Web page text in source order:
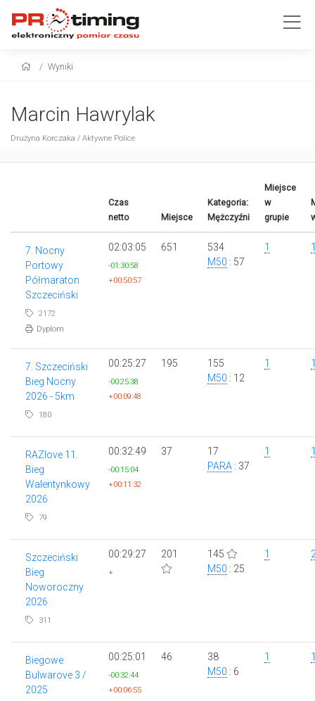
Wyniki
Marcin Hawrylak
Drużyna Korczaka / Aktywne Police
Czas
netto
Miejsce
Kategoria:
Mężczyźni
Miejsce
w
grupie
7. Nocny
Portowy
Półmaraton
Szczeciński
2172
Dyplom
02:03:05
-01:30:58
+00:50:57
651
534
M50 : 57
1
7. Szczeciński
Bieg Nocny
2026 - 5km
180
00:25:27
-00:25:38
+00:09:48
195
155
M50 : 12
1
RAZlove 11.
Bieg
Walentynkowy
2026
79
00:32:49
-00:15:04
+00:11:32
37
17
PARA : 37
1
Szczeciński
Bieg
Noworoczny
2026
311
00:29:27
+
201
145
M50 : 25
1
Biegowe
Bulwarove 3 /
2025
00:25:01
-00:32:44
+00:06:55
46
38
M50 : 6
1